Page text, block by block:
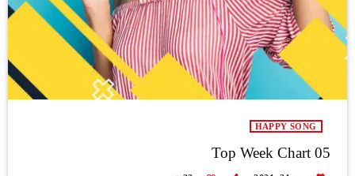
HAPPY SONG
Top Week Chart 05